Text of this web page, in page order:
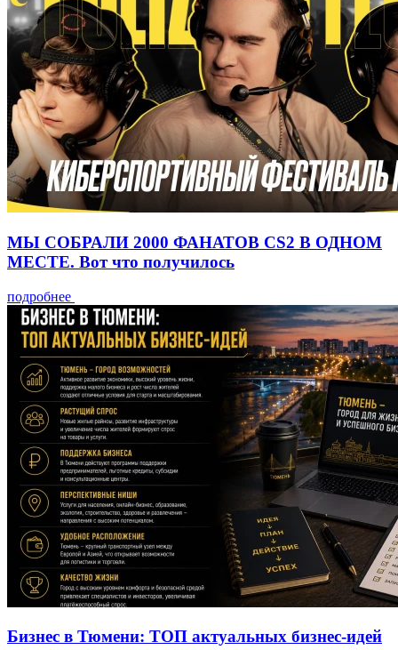
МЫ СОБРАЛИ 2000 ФАНАТОВ CS2 В ОДНОМ
МЕСТЕ. Вот что получилось
подробнее
Бизнес в Тюмени: ТОП актуальных бизнес-идей